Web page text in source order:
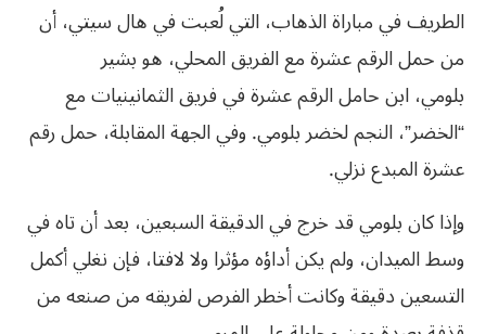
الطريف في مباراة الذهاب، التي لُعبت في هال سيتي، أن
من حمل الرقم عشرة مع الفريق المحلي، هو بشير
بلومي، ابن حامل الرقم عشرة في فريق الثمانينيات مع
“الخضر”، النجم لخضر بلومي. وفي الجهة المقابلة، حمل رقم
عشرة المبدع نزلي.
وإذا كان بلومي قد خرج في الدقيقة السبعين، بعد أن تاه في
وسط الميدان، ولم يكن أداؤه مؤثرا ولا لافتا، فإن نغلي أكمل
التسعين دقيقة وكانت أخطر الفرص لفريقه من صنعه من